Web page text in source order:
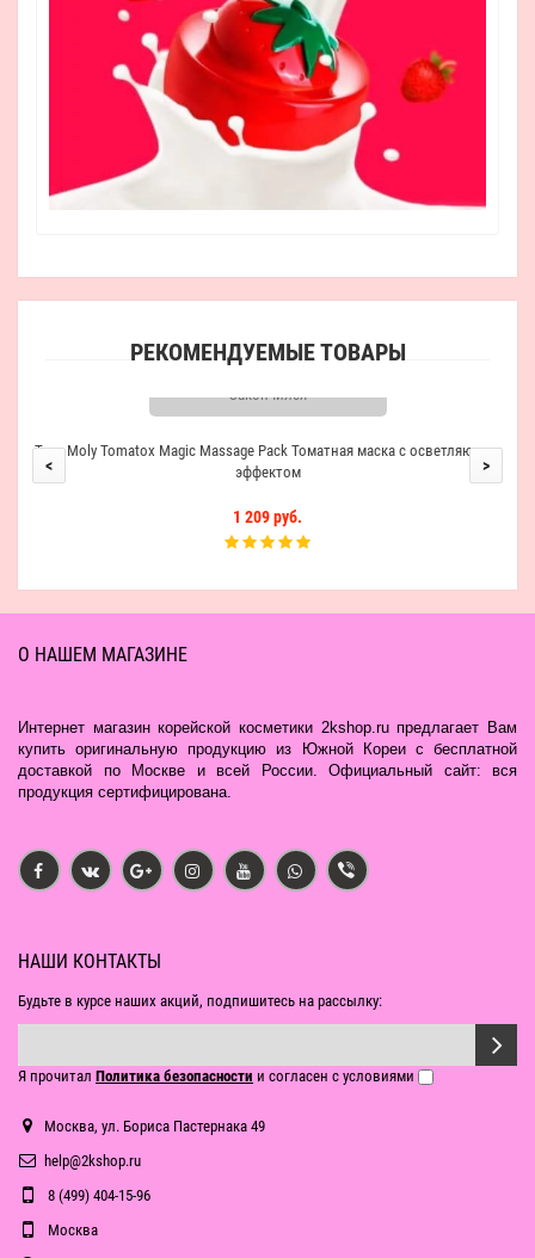
РЕКОМЕНДУЕМЫЕ ТОВАРЫ
Закончился
Tony Moly Tomatox Magic Massage Pack Томатная маска с осветляющим
эффектом
1 209 руб.
< >
О НАШЕМ МАГАЗИНЕ
Интернет магазин корейской косметики 2kshop.ru предлагает Вам
купить оригинальную продукцию из Южной Кореи с бесплатной
доставкой по Москве и всей России. Официальный сайт: вся
продукция сертифицирована.
НАШИ КОНТАКТЫ
Будьте в курсе наших акций, подпишитесь на рассылку:
Я прочитал Политика безопасности и согласен с условиями
Москва, ул. Бориса Пастернака 49
help@2kshop.ru
8 (499) 404-15-96
Москва